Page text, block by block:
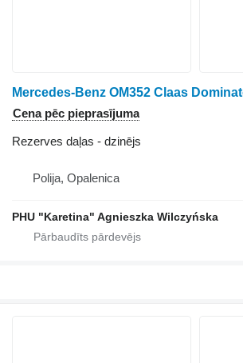
Cena pēc pieprasījuma
Rezerves daļas - dzinējs
Polija, Opalenica
PHU "Karetina" Agnieszka Wilczyńska